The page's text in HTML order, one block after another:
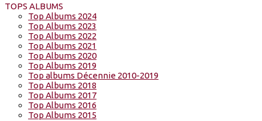
TOPS ALBUMS
Top Albums 2024
Top Albums 2023
Top Albums 2022
Top Albums 2021
Top Albums 2020
Top Albums 2019
Top albums Décennie 2010-2019
Top Albums 2018
Top Albums 2017
Top Albums 2016
Top Albums 2015